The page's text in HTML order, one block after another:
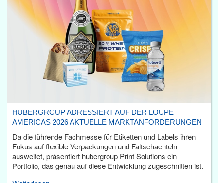
HUBERGROUP ADRESSIERT AUF DER LOUPE
AMERICAS 2026 AKTUELLE MARKTANFORDERUNGEN
Da die führende Fachmesse für Etiketten und Labels ihren
Fokus auf flexible Verpackungen und Faltschachteln
ausweitet, präsentiert hubergroup Print Solutions ein
Portfolio, das genau auf diese Entwicklung zugeschnitten ist.